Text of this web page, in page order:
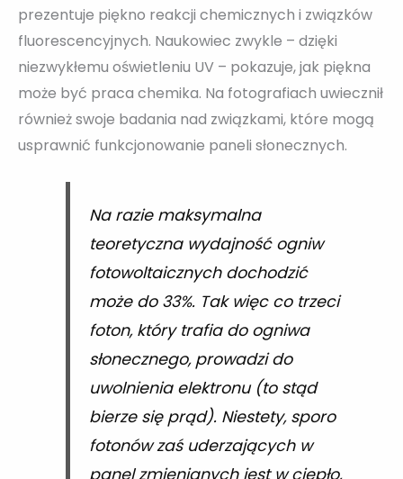
prezentuje piękno reakcji chemicznych i związków
fluorescencyjnych. Naukowiec zwykle – dzięki
niezwykłemu oświetleniu UV – pokazuje, jak piękna
może być praca chemika. Na fotografiach uwiecznił
również swoje badania nad związkami, które mogą
usprawnić funkcjonowanie paneli słonecznych.
Na razie maksymalna
teoretyczna wydajność ogniw
fotowoltaicznych dochodzić
może do 33%. Tak więc co trzeci
foton, który trafia do ogniwa
słonecznego, prowadzi do
uwolnienia elektronu (to stąd
bierze się prąd). Niestety, sporo
fotonów zaś uderzających w